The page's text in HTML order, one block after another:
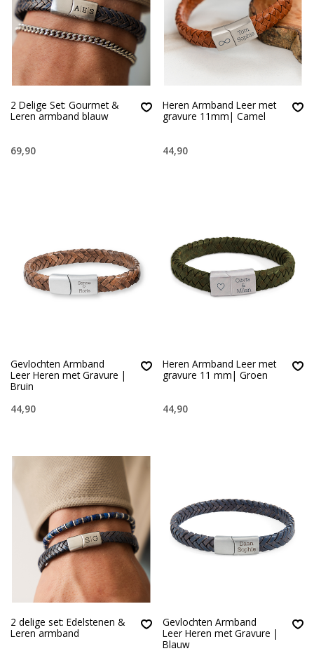
2 Delige Set: Gourmet &
Leren armband blauw
69,90
Heren Armband Leer met
gravure 11mm| Camel
44,90
Gevlochten Armband
Leer Heren met Gravure |
Bruin
44,90
Heren Armband Leer met
gravure 11 mm| Groen
44,90
2 delige set: Edelstenen &
Leren armband
Gevlochten Armband
Leer Heren met Gravure |
Blauw